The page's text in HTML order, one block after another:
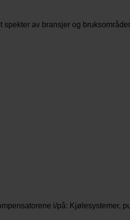
av bransjer og
i/på: Kjølesystemer,